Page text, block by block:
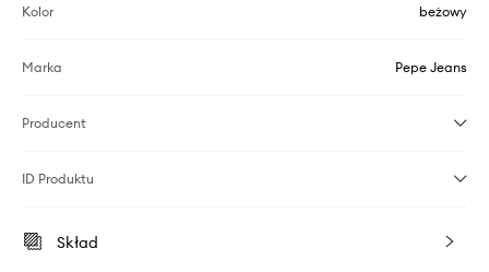
Kolor beżowy
Marka Pepe Jeans
Producent
ID Produktu
Skład